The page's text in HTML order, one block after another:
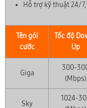
Hỗ trợ kỹ thuật 24/
Tên gói
cước
Tốc độ
Up
Giga
300-
(Mbps)
Sky
1024-